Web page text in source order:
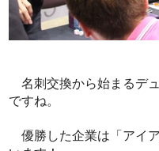
名刺交換から始まるデ
ですね。
優勝した企業は「アイ